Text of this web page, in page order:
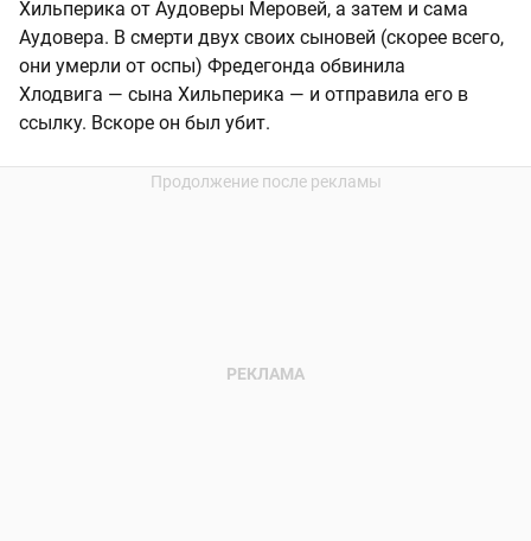
Хильперика от Аудоверы Меровей, а затем и сама
Аудовера. В смерти двух своих сыновей (скорее всего,
они умерли от оспы) Фредегонда обвинила
Хлодвига — сына Хильперика — и отправила его в
ссылку. Вскоре он был убит.